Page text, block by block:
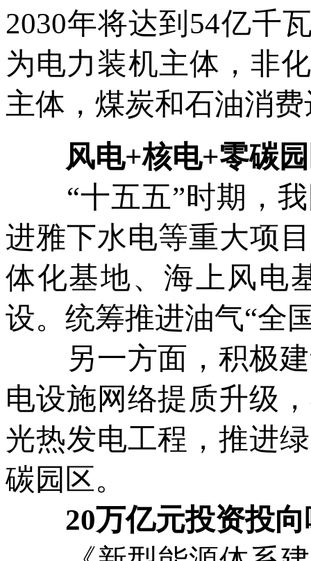
2030年将达到54亿千
为电力装机主体，非
主体，煤炭和石油消
风电+核电+零碳园
“十五五”时期，我
进雅下水电等重大项
体化基地、海上风电
设。统筹推进油气“全
另一方面，积极建
电设施网络提质升级
光热发电工程，推进
碳园区。
20万亿元投资投向